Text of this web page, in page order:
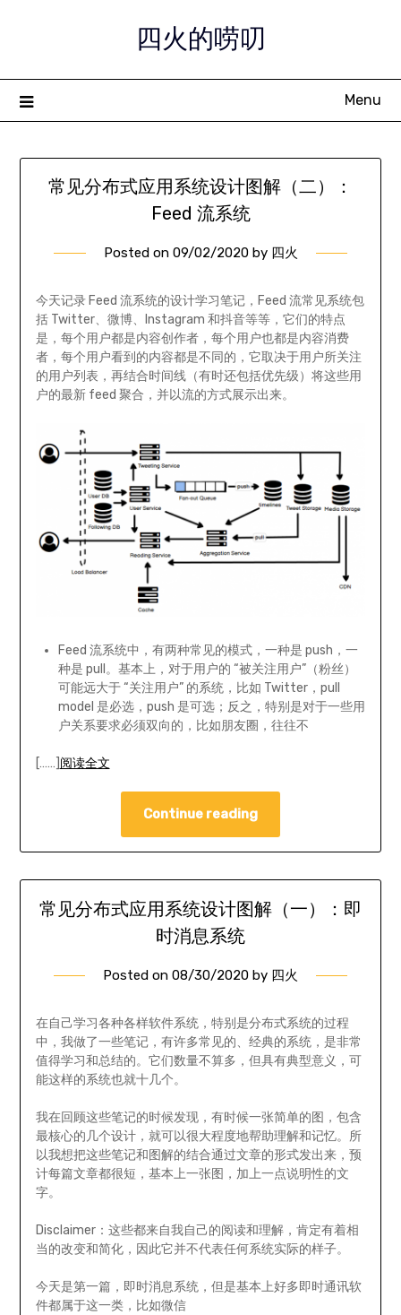
四火的唠叨
Menu
常见分布式应用系统设计图解（二）：
Feed 流系统
Posted on 09/02/2020by 四火
今天记录 Feed 流系统的设计学习笔记，Feed 流常见系统包
括 Twitter、微博、Instagram 和抖音等等，它们的特点
是，每个用户都是内容创作者，每个用户也都是内容消费
者，每个用户看到的内容都是不同的，它取决于用户所关注
的用户列表，再结合时间线（有时还包括优先级）将这些用
户的最新 feed 聚合，并以流的方式展示出来。
Feed 流系统中，有两种常见的模式，一种是 push，一
种是 pull。基本上，对于用户的 “被关注用户”（粉丝）
可能远大于 “关注用户” 的系统，比如 Twitter，pull
model 是必选，push 是可选；反之，特别是对于一些用
户关系要求必须双向的，比如朋友圈，往往不
[……] 阅读全文
Continue reading
常见分布式应用系统设计图解（一）：即
时消息系统
Posted on 08/30/2020 by 四火
在自己学习各种各样软件系统，特别是分布式系统的过程
中，我做了一些笔记，有许多常见的、经典的系统，是非常
值得学习和总结的。它们数量不算多，但具有典型意义，可
能这样的系统也就十几个。
我在回顾这些笔记的时候发现，有时候一张简单的图，包含
最核心的几个设计，就可以很大程度地帮助理解和记忆。所
以我想把这些笔记和图解的结合通过文章的形式发出来，预
计每篇文章都很短，基本上一张图，加上一点说明性的文
字。
Disclaimer：这些都来自我自己的阅读和理解，肯定有着相
当的改变和简化，因此它并不代表任何系统实际的样子。
今天是第一篇，即时消息系统，但是基本上好多即时通讯软
件都属于这一类，比如微信